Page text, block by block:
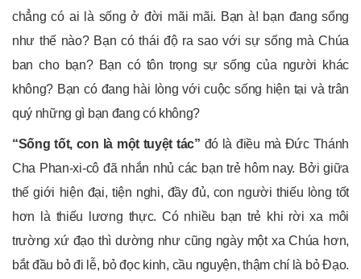
chẳng có ai là sống ở đời mãi mãi. Bạn à! bạn đang sống
như thế nào? Bạn có thái độ ra sao với sự sống mà Chúa
ban cho bạn? Bạn có tôn trọng sự sống của người khác
không? Bạn có đang hài lòng với cuộc sống hiện tại và trân
quý những gì bạn đang có không?
“Sống tốt, con là một tuyệt tác” đó là điều mà Đức Thánh
Cha Phan-xi-cô đã nhắn nhủ các bạn trẻ hôm nay. Bởi giữa
thế giới hiện đại, tiện nghi, đầy đủ, con người thiếu lòng tốt
hơn là thiếu lương thực. Có nhiều bạn trẻ khi rời xa môi
trường xứ đạo thì dường như cũng ngày một xa Chúa hơn,
bắt đầu bỏ đi lễ, bỏ đọc kinh, cầu nguyện, thậm chí là bỏ Đạo.